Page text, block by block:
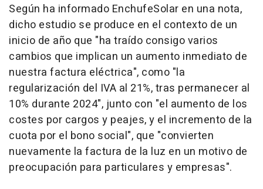
Según ha informado EnchufeSolar en una nota,
dicho estudio se produce en el contexto de un
inicio de año que "ha traído consigo varios
cambios que implican un aumento inmediato de
nuestra factura eléctrica", como "la
regularización del IVA al 21%, tras permanecer al
10% durante 2024", junto con "el aumento de los
costes por cargos y peajes, y el incremento de la
cuota por el bono social", que "convierten
nuevamente la factura de la luz en un motivo de
preocupación para particulares y empresas".